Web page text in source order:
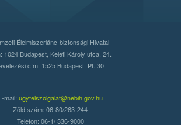
Élelmiszerlánc-biztonsági Hivatal
1024 Budapest, Keleti Károly utca. 24.
cím: 1525 Budapest. Pf. 30.
mail: ugyfelszolgalat@nebih.gov.hu
Zöld szám: 06-80/263-244
Telefon: 06-1/ 336-9000